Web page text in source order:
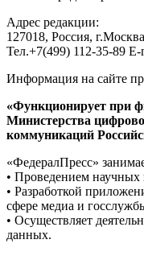
Адрес редакции:
127018, Россия,
Тел.+7(499) 112-35-89 E-
Информация на сайте
«Функционирует при
Министерства
коммуникаций
«ФедералПресс»
• Проведением научных
• Разработкой
сфере медиа и
• Осуществляет
данных.